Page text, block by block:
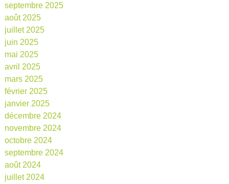
septembre 2025
août 2025
juillet 2025
juin 2025
mai 2025
avril 2025
mars 2025
février 2025
janvier 2025
décembre 2024
novembre 2024
octobre 2024
septembre 2024
août 2024
juillet 2024